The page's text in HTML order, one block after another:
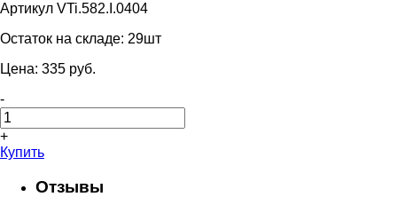
Артикул VTi.582.I.0404
Остаток на складе: 29шт
Цена: 335 pуб.
-
+
Купить
Отзывы